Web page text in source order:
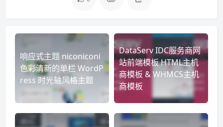
响应式主题 niconiconi
色彩清新的单栏 WordP
ress 时光轴风格主题
DataServ IDC服务商网
站前端模板 HTML主机
商模板 & WHMCS主机
商模板